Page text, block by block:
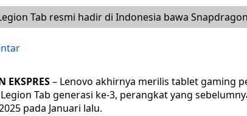
Tab resmi hadir di Indonesia bawa
EKSPRES– Lenovo akhirnya merilis tablet gaming
Tab generasi ke-3, perangkat yang
pada Januari lalu.